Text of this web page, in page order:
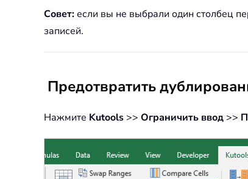
Совет:если вы не выбрали один столбец
записей.
Предотвратить
Нажмите Kutools >> Ограничить ввод >>